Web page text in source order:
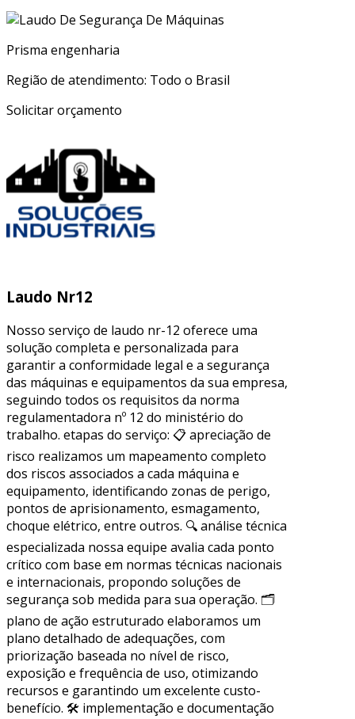
Prisma engenharia
Região de atendimento: Todo o Brasil
Solicitar orçamento
Laudo Nr12
Nosso serviço de laudo nr-12 oferece uma
solução completa e personalizada para
garantir a conformidade legal e a segurança
das máquinas e equipamentos da sua empresa,
seguindo todos os requisitos da norma
regulamentadora nº 12 do ministério do
trabalho. etapas do serviço: 📋 apreciação de
risco realizamos um mapeamento completo
dos riscos associados a cada máquina e
equipamento, identificando zonas de perigo,
pontos de aprisionamento, esmagamento,
choque elétrico, entre outros. 🔍 análise técnica
especializada nossa equipe avalia cada ponto
crítico com base em normas técnicas nacionais
e internacionais, propondo soluções de
segurança sob medida para sua operação. 🗂
plano de ação estruturado elaboramos um
plano detalhado de adequações, com
priorização baseada no nível de risco,
exposição e frequência de uso, otimizando
recursos e garantindo um excelente custo-
benefício. 🛠 implementação e documentação